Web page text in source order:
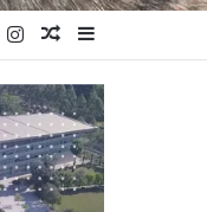
YouTubeInstagramRandom Article